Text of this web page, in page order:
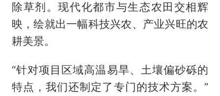
除草剂。现代化都市与生态农田交相辉
映，绘就出一幅科技兴农、产业兴旺的农
耕美景。
“针对项目区域高温易旱、土壤偏砂砾的
特点，我们还制定了专门的技术方案。”